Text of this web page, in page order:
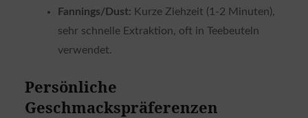
Fannings/Dust: Kurze Ziehzeit (1-2 Minuten),
sehr schnelle Extraktion, oft in Teebeuteln
verwendet.
Persönliche
Geschmackspräferenzen